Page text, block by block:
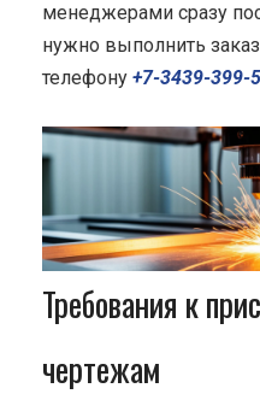
менеджерами сразу
нужно выполнить
телефону +7-3439-399-
Требования к
чертежам